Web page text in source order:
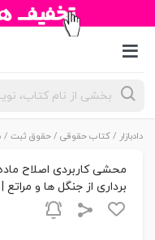
جستجوی
محصولات
دادبازار /کتاب حقوقی /حقوق ثبت /
برداری از جنگل ها و مراتع